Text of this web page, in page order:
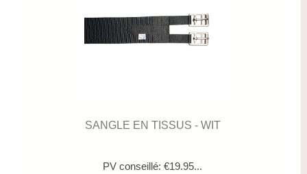
SANGLE EN TISSUS - WIT
PV conseillé: €19.95...